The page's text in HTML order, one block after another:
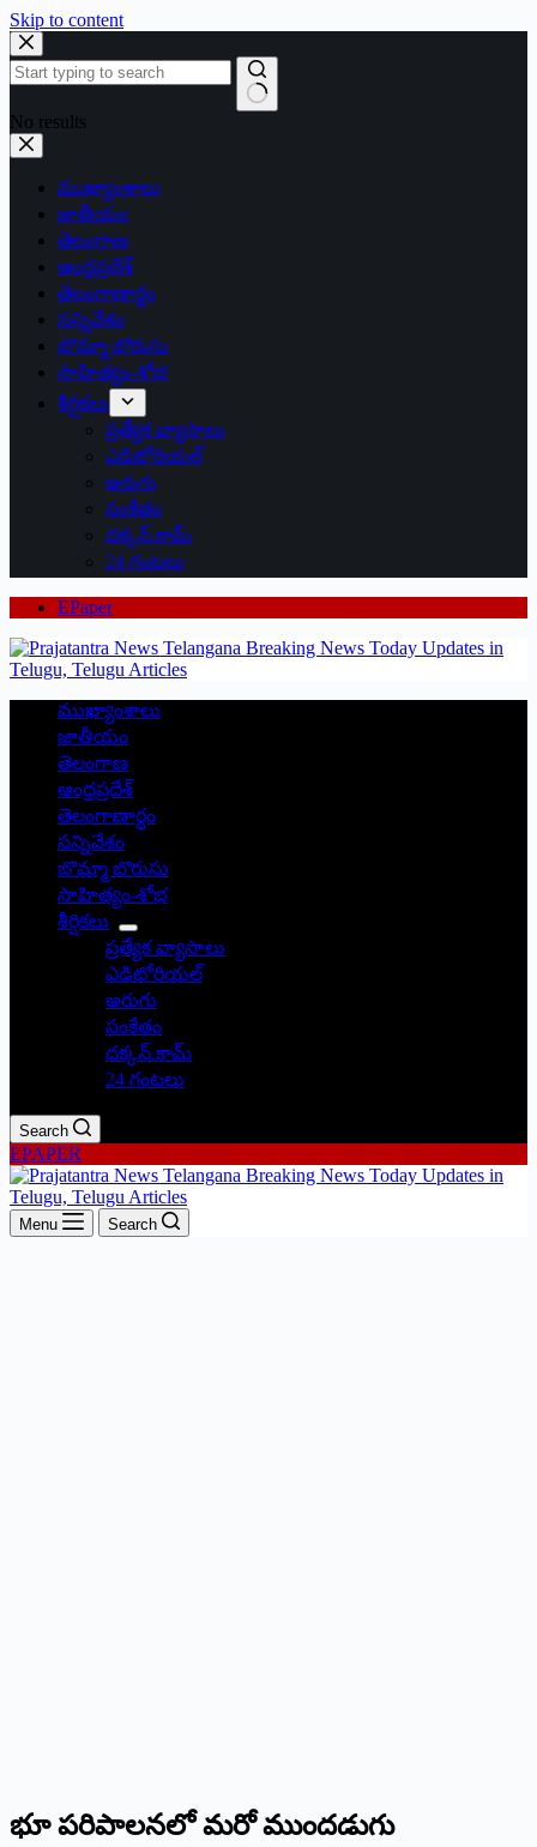
Skip to content
No results
ముఖ్యాంశాలు
జాతీయం
తెలంగాణ
ఆంధ్రప్రదేశ్
తెలంగాణార్థం
సన్నివేశం
బొమ్మా బొరుసు
సాహిత్యం-శోభ
శీర్షికలు
ప్రత్యేక వ్యాసాలు
ఎడిటోరియల్
అరుగు
సంకేతం
దక్కన్.కామ్
24 గంటలు
EPaper
ముఖ్యాంశాలు
జాతీయం
తెలంగాణ
ఆంధ్రప్రదేశ్
తెలంగాణార్థం
సన్నివేశం
బొమ్మా బొరుసు
సాహిత్యం-శోభ
శీర్షికలు
ప్రత్యేక వ్యాసాలు
ఎడిటోరియల్
అరుగు
సంకేతం
దక్కన్.కామ్
24 గంటలు
Search
EPAPER
Menu Search
భూ పరిపాలనలో మరో ముందడుగు